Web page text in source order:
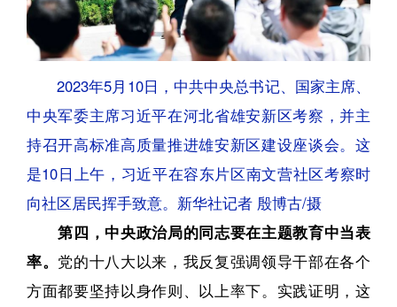
2023年5月10日，中共中央总书记、国家主席、
中央军委主席习近平在河北省雄安新区考察，并主
持召开高标准高质量推进雄安新区建设座谈会。这
是10日上午，习近平在容东片区南文营社区考察时
向社区居民挥手致意。新华社记者 殷博古/摄
第四，中央政治局的同志要在主题教育中当表
率。 党的十八大以来，我反复强调领导干部在各个
方面都要坚持以身作则、以上率下。实践证明，这